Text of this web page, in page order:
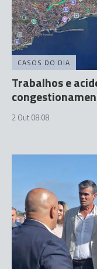
CASOS DO DIA
Trabalhos e
2 Out 08:08